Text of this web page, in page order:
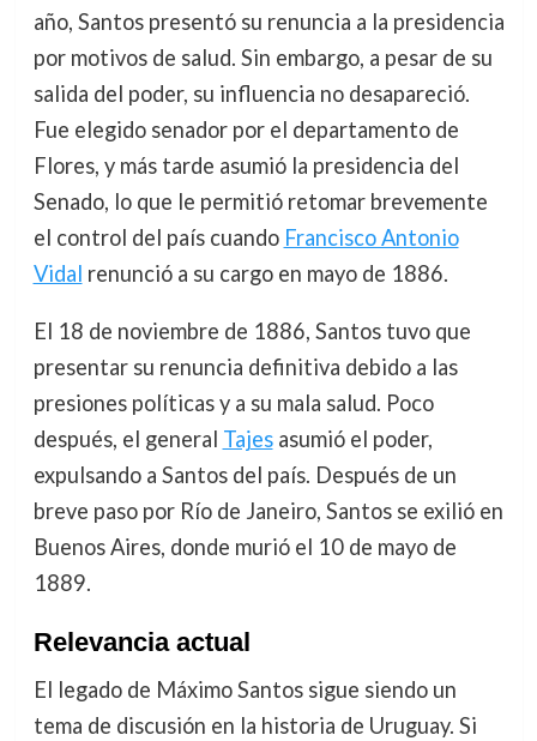
año, Santos presentó su renuncia a la presidencia
por motivos de salud. Sin embargo, a pesar de su
salida del poder, su influencia no desapareció.
Fue elegido senador por el departamento de
Flores, y más tarde asumió la presidencia del
Senado, lo que le permitió retomar brevemente
el control del país cuando Francisco Antonio
Vidal renunció a su cargo en mayo de 1886.
El 18 de noviembre de 1886, Santos tuvo que
presentar su renuncia definitiva debido a las
presiones políticas y a su mala salud. Poco
después, el general Tajesasumió el poder,
expulsando a Santos del país. Después de un
breve paso por Río de Janeiro, Santos se exilió en
Buenos Aires, donde murió el 10 de mayo de
1889.
Relevancia actual
El legado de Máximo Santos sigue siendo un
tema de discusión en la historia de Uruguay. Si